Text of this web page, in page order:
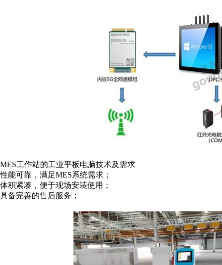
MES工作站的工业平板电脑技术及需求
性能可靠，满足MES系统需求；
体积紧凑，便于现场安装使用；
具备完善的售后服务；